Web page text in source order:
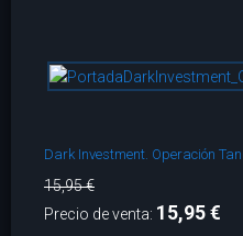
Dark Investment. Operación
15,95 €
Precio de venta: 15,95 €